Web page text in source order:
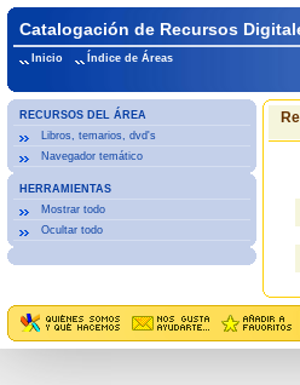
Catalogación de Recursos
Inicio Índice de Áreas
RECURSOS DEL ÁREA
Libros, temarios, dvd's
Navegador temático
HERRAMIENTAS
Mostrar todo
Ocultar todo